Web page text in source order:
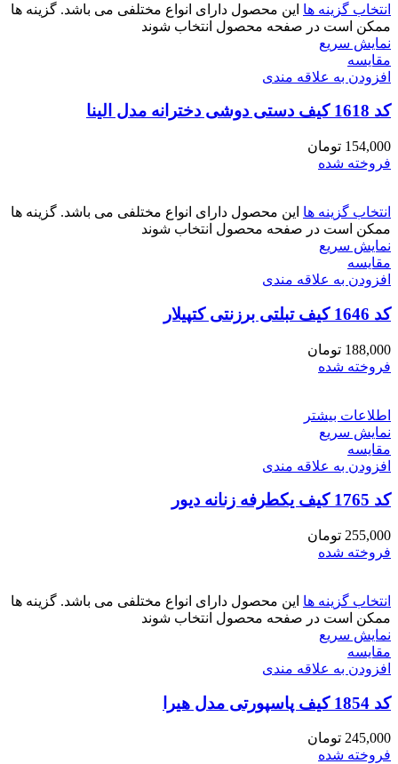
انتخاب گزینه ها این محصول دارای انواع مختلفی می باشد. گزینه ها
ممکن است در صفحه محصول انتخاب شوند
نمایش سریع
مقايسه
افزودن به علاقه مندی
کد 1618 کیف دستی دوشی دخترانه مدل الینا
154,000 تومان
فروخته شده
انتخاب گزینه ها این محصول دارای انواع مختلفی می باشد. گزینه ها
ممکن است در صفحه محصول انتخاب شوند
نمایش سریع
مقايسه
افزودن به علاقه مندی
کد 1646 کیف تبلتی برزنتی کتپیلار
188,000 تومان
فروخته شده
اطلاعات بیشتر
نمایش سریع
مقايسه
افزودن به علاقه مندی
کد 1765 کیف یکطرفه زنانه دیور
255,000 تومان
فروخته شده
انتخاب گزینه ها این محصول دارای انواع مختلفی می باشد. گزینه ها
ممکن است در صفحه محصول انتخاب شوند
نمایش سریع
مقايسه
افزودن به علاقه مندی
کد 1854 کیف پاسپورتی مدل هیرا
245,000 تومان
فروخته شده